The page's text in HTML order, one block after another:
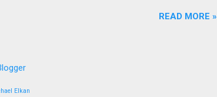
時や場所を指定して再配達を依頼できます。 2. 24
が入ってしまった場合、届く前に受取時間を変更で
行窓口と同じ営業時間で利用でき、 窓口での対応も
意が必要です。 平日8:45〜18:00：手数料無料または
深夜（21:00〜翌7:00）：提携ATMは利用できない場
うきんATMの便利な活用法 3-1. 入出金のスケジュ
READ MORE »
Elkan